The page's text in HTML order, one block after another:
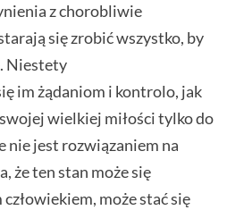
z chorobliwie
się zrobić wszystko, by
Niestety
im żądaniom i kontrolo, jak
wielkiej miłości tylko do
nie jest rozwiązaniem na
że ten stan może się
człowiekiem, może stać się